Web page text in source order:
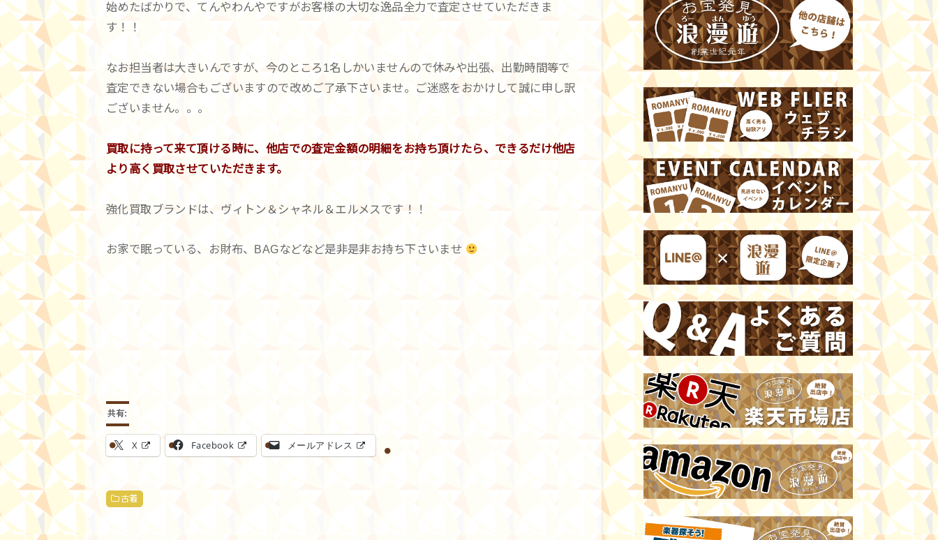
始めたばかりで、てんやわんやですがお客様の大切な逸品全力で査定させていただきま
す！！
なお担当者は大きいんですが、今のところ1名しかいませんので休みや出張、出勤時間等で
査定できない場合もございますので改めご了承下さいませ。ご迷惑をおかけして誠に申し訳
ございません。。。
買取に持って来て頂ける時に、他店での査定金額の明細をお持ち頂けたら、できるだけ他店
より高く買取させていただきます。
強化買取ブランドは、ヴィトン＆シャネル＆エルメスです！！
お家で眠っている、お財布、BAGなどなど是非是非お持ち下さいませ
共有:
X Facebook メールアドレス
古着